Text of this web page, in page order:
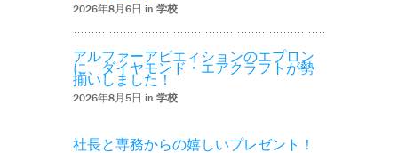
2026年8月6日 in 学校
アルファーアビエィションのエプロン
に、ダイヤモンド・エアクラフトが勢
揃いしました！
2026年8月5日 in 学校
社長と専務からの嬉しいプレゼント！